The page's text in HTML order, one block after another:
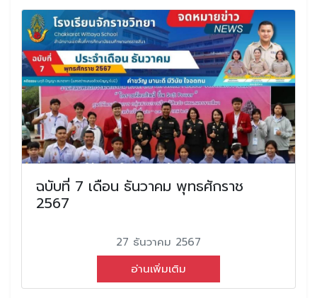
ฉบับที่ 7 เดือน ธันวาคม พุทธศักราช
2567
27 ธันวาคม 2567
อ่านเพิ่มเติม